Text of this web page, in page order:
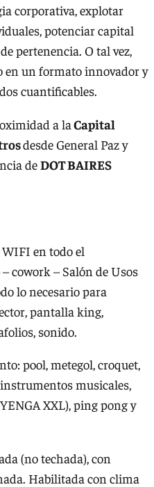
corporativa, explotar
potenciar capital
pertenencia. O tal vez,
en un formato innovador y
cuantificables.
a laCapital
desde General Paz y
deDOT BAIRES
en todo el
cowork – Salón de Usos
lo necesario para
pantalla king,
sonido.
pool, metegol, croquet,
musicales,
XXL), ping pong y
(no techada), con
Habilitada con clima